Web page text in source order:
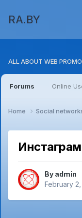
RA.BY
ALL ABOUT WEB
Forums Online
Home Social
By admin
February 2,